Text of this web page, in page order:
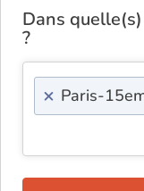
Dans
?
× Paris-